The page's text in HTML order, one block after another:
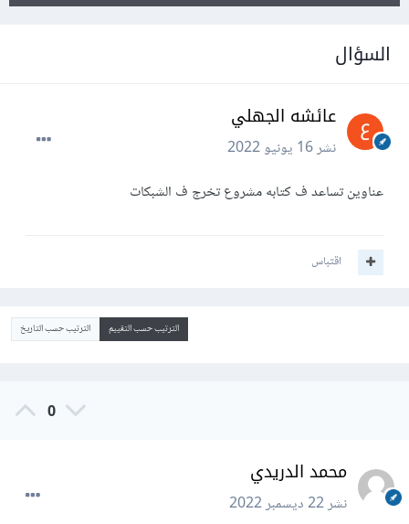
السؤال
عائشه الجهلي
نشر16 يونيو 2022
عناوين تساعد ف كتابه مشروع تخرج ف الشبكات
اقتباس
الترتيب حسب التقييم الترتيب حسب التاريخ
0
محمد الدريدي
نشر22 ديسمبر 2022